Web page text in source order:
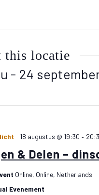
this locatie
- 24
& Delen –
18 augustus @ 19:30 -
Online, Online, Netherlands
Evenement